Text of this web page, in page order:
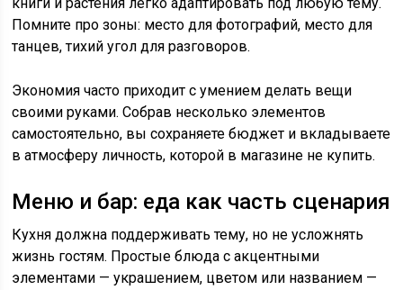
Помните про зоны: место для фотографий, место для
танцев, тихий угол для разговоров.
Экономия часто приходит с умением делать вещи
своими руками. Собрав несколько элементов
самостоятельно, вы сохраняете бюджет и вкладываете
в атмосферу личность, которой в магазине не купить.
Меню и бар: еда как часть сценария
Кухня должна поддерживать тему, но не усложнять
жизнь гостям. Простые блюда с акцентными
элементами — украшением, цветом или названием —